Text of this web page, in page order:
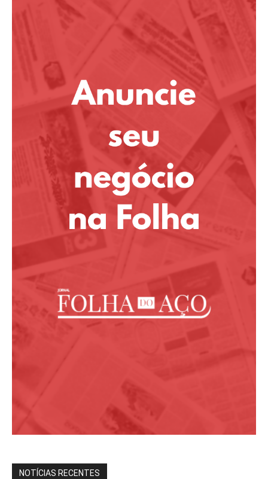
NOTÍCIAS RECENTES